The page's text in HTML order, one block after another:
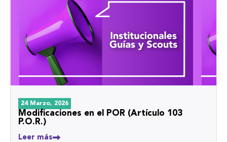
24 Marzo, 2026
Modificaciones en el POR (Artículo 103
P.O.R.)
Leer más